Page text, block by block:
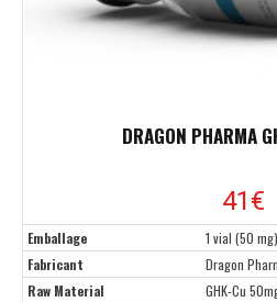
DRAGON PHARMA
41€
Emballage
1 vial (50 mg)
Fabricant
Dragon
Raw Material
GHK-Cu